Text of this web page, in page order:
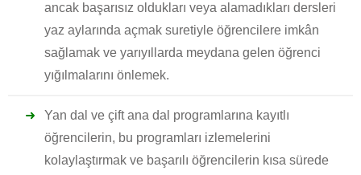
ancak başarısız oldukları veya alamadıkları dersleri
yaz aylarında açmak suretiyle öğrencilere imkân
sağlamak ve yarıyıllarda meydana gelen öğrenci
yığılmalarını önlemek.
Yan dal ve çift ana dal programlarına kayıtlı
öğrencilerin, bu programları izlemelerini
kolaylaştırmak ve başarılı öğrencilerin kısa sürede